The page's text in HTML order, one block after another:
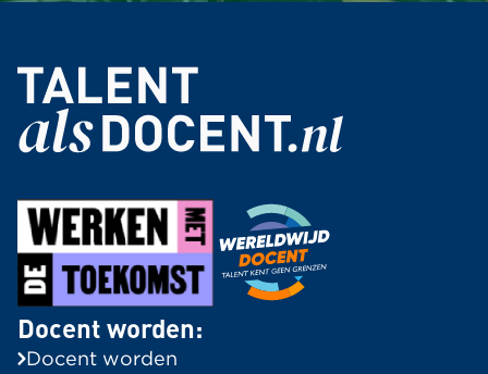
Docent worden:
Docent worden